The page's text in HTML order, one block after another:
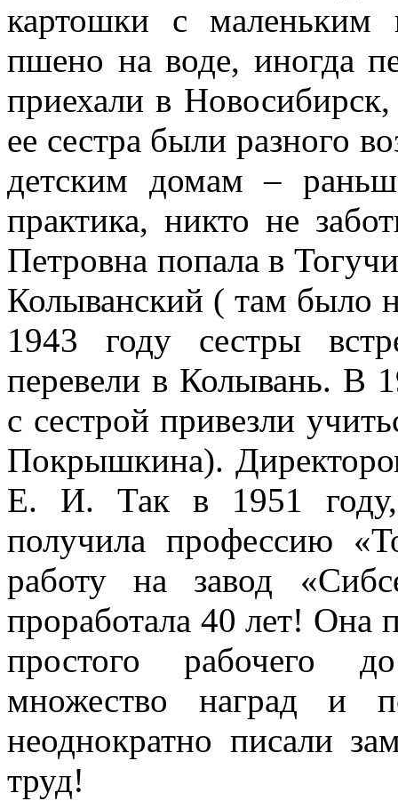
картошки с маленьким
пшено на воде, иногда
приехали в
ее сестра были разного
детским домам –
практика, никто не
Петровна попала в
Колыванский ( там было
1943 году сестры
перевели в Колывань. В
с сестрой привезли
Покрышкина).
Е. И. Так в 1951 году,
получила профессию
работу на завод
проработала 40 лет! Она
простого рабочего
множество наград и
неоднократно писали
труд!